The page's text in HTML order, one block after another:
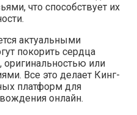
что способствует их
актуальными
покорить сердца
оригинальностью или
Все это делает Кинг-
платформ для
онлайн.